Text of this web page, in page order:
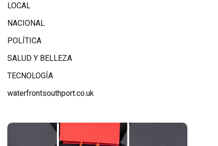
LOCAL
NACIONAL
POLÍTICA
SALUD Y BELLEZA
TECNOLOGÍA
waterfrontsouthport.co.uk